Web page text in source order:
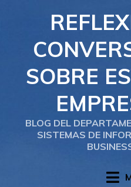
SOBRE
BLOG DEL
SISTEMAS DE